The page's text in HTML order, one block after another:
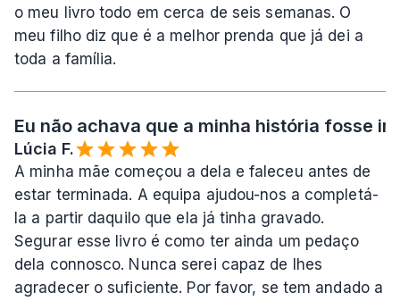
o meu livro todo em cerca de seis semanas. O
meu filho diz que é a melhor prenda que já dei a
toda a família.
Eu não achava que a minha história fosse
Lúcia F.
A minha mãe começou a dela e faleceu antes de
estar terminada. A equipa ajudou-nos a completá-
la a partir daquilo que ela já tinha gravado.
Segurar esse livro é como ter ainda um pedaço
dela connosco. Nunca serei capaz de lhes
agradecer o suficiente. Por favor, se tem andado a